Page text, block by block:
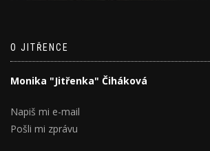
O JITŘENCE
Monika "Jitřenka" Čiháková
Napiš mi e-mail
Pošli mi zprávu